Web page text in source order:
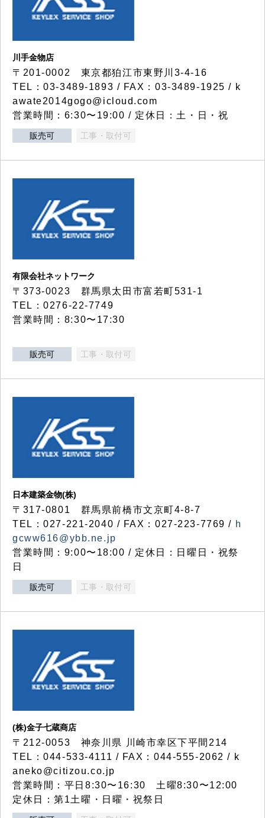
川手金物店
〒201-0002 東京都狛江市東野川3-4-16
TEL：03-3489-1893 / FAX：03-3489-1925 / k
awate2014gogo@icloud.com
営業時間：6:30〜19:00 / 定休日：土・日・祝
販売可 工事・取付可
有限会社ネットワーク
〒373-0023 群馬県太田市富若町531-1
TEL：0276-22-7749
営業時間：8:30〜17:30
販売可 工事・取付可
日本建築金物(株)
〒317‐0801 群馬県前橋市文京町4-8-7
TEL：027-221-2040 / FAX：027-223-7769 / h
gcww616@ybb.ne.jp
営業時間：9:00〜18:00 / 定休日：日曜日・祝祭
日
販売可 工事・取付可
(株)金子七蔵商店
〒212-0053 神奈川県 川崎市幸区下平間214
TEL：044-533-4111 / FAX：044-555-2062 / k
aneko@citizou.co.jp
営業時間：平日8:30〜16:30 土曜8:30〜12:00
定休日：第1土曜・日曜・祝祭日